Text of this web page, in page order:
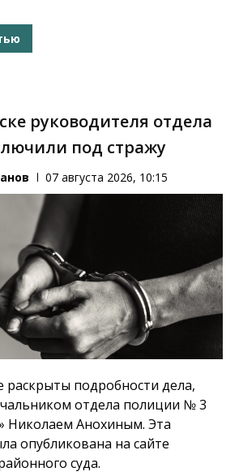
руководителя отдела
под стражу
07 августа 2026, 10:15
раскрыты подробности дела,
отдела полиции № 3
Николаем Анохиным. Эта
опубликована на сайте
суда.